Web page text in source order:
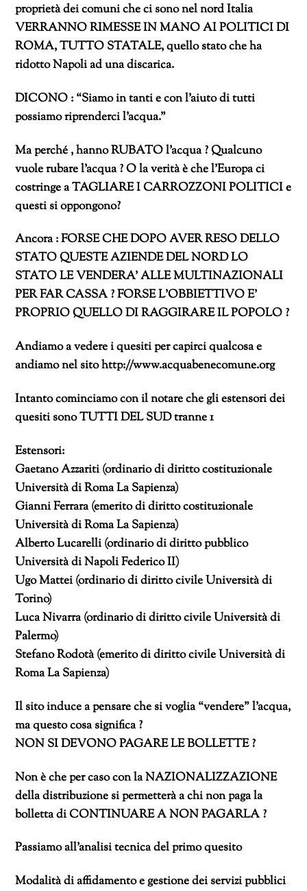
proprietà dei comuni che ci sono nel nord Italia
VERRANNO RIMESSE IN MANO AI POLITICI DI
ROMA, TUTTO STATALE, quello stato che ha
ridotto Napoli ad una discarica.
DICONO : “Siamo in tanti e con l’aiuto di tutti
possiamo riprenderci l’acqua.”
Ma perché , hanno RUBATO l’acqua ? Qualcuno
vuole rubare l’acqua ? O la verità è che l’Europa ci
costringe a TAGLIARE I CARROZZONI POLITICI e
questi si oppongono?
Ancora : FORSE CHE DOPO AVER RESO DELLO
STATO QUESTE AZIENDE DEL NORD LO
STATO LE VENDERA’ ALLE MULTINAZIONALI
PER FAR CASSA ? FORSE L’OBBIETTIVO E’
PROPRIO QUELLO DI RAGGIRARE IL POPOLO ?
Andiamo a vedere i quesiti per capirci qualcosa e
andiamo nel sito http://www.acquabenecomune.org
Intanto cominciamo con il notare che gli estensori dei
quesiti sono TUTTI DEL SUD tranne 1
Estensori:
Gaetano Azzariti (ordinario di diritto costituzionale
Università di Roma La Sapienza)
Gianni Ferrara (emerito di diritto costituzionale
Università di Roma La Sapienza)
Alberto Lucarelli (ordinario di diritto pubblico
Università di Napoli Federico II)
Ugo Mattei (ordinario di diritto civile Università di
Torino)
Luca Nivarra (ordinario di diritto civile Università di
Palermo)
Stefano Rodotà (emerito di diritto civile Università di
Roma La Sapienza)
Il sito induce a pensare che si voglia “vendere” l’acqua,
ma questo cosa significa ?
NON SI DEVONO PAGARE LE BOLLETTE ?
Non è che per caso con la NAZIONALIZZAZIONE
della distribuzione si permetterà a chi non paga la
bolletta di CONTINUARE A NON PAGARLA ?
Passiamo all’analisi tecnica del primo quesito
Modalità di affidamento e gestione dei servizi pubblici